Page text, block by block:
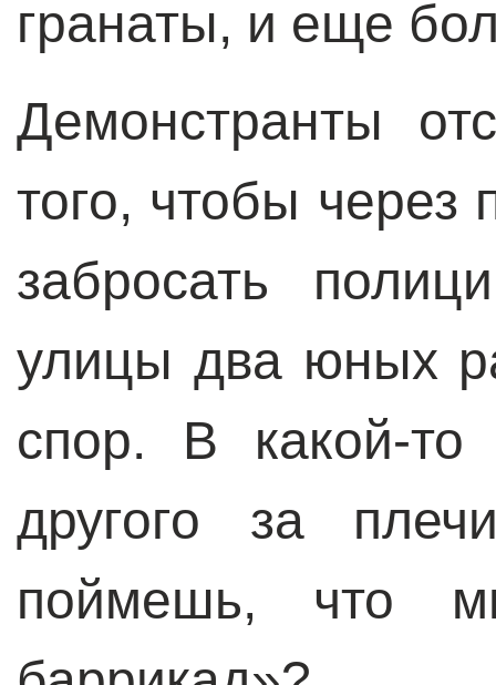
гранаты, и еще
Демонстранты
того, чтобы через
забросать
улицы два юных
спор. В какой-то
другого за
поймешь, что